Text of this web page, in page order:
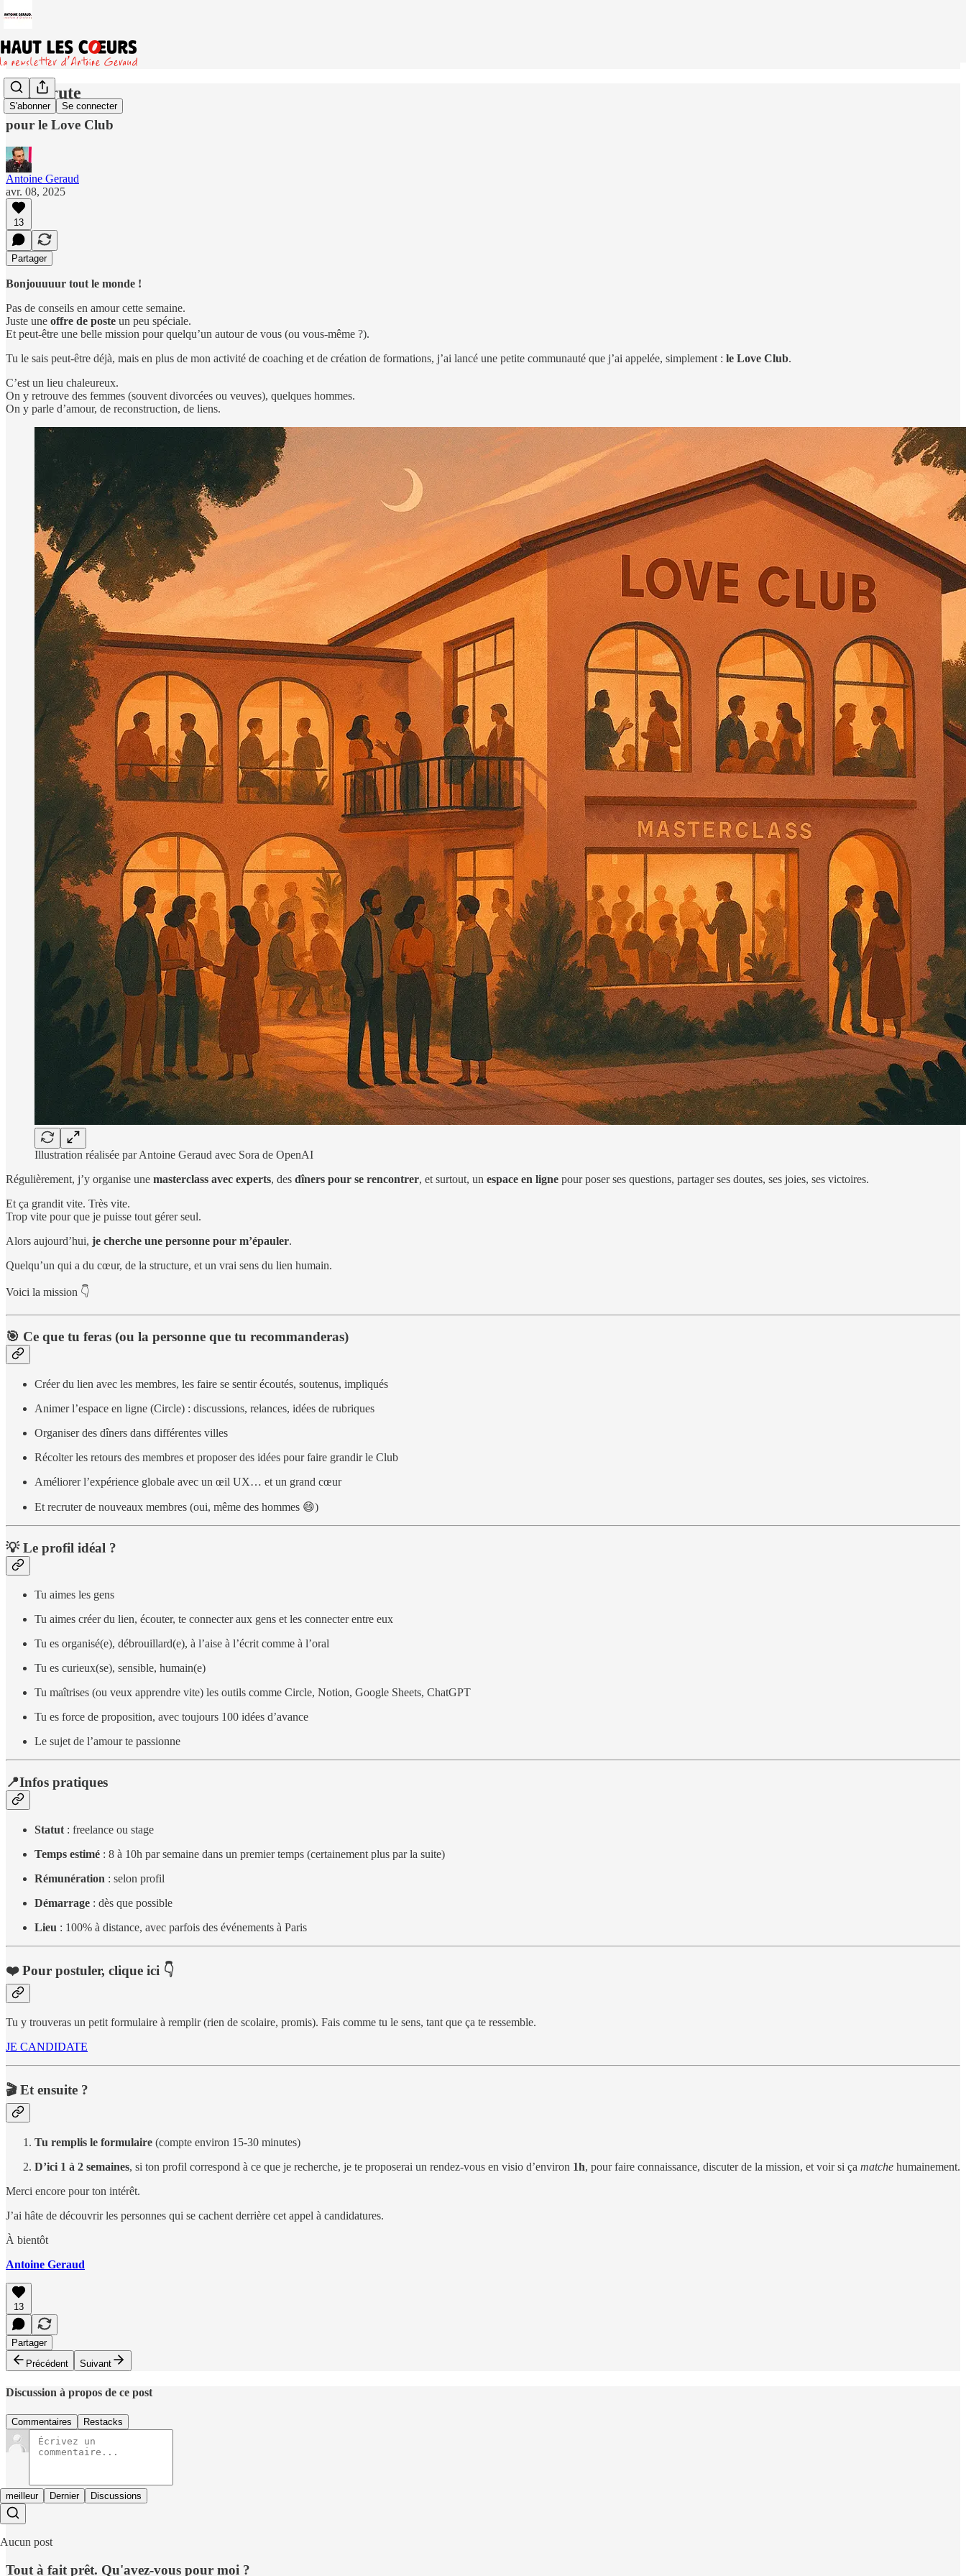
S'abonner Se connecter
Je recrute
pour le Love Club
Antoine Geraud
avr. 08, 2025
13
Partager
Bonjouuuur tout le monde !
Pas de conseils en amour cette semaine.
Juste une offre de poste un peu spéciale.
Et peut-être une belle mission pour quelqu’un autour de vous (ou vous-même ?).
Tu le sais peut-être déjà, mais en plus de mon activité de coaching et de création de formations, j’ai lancé une petite communauté que j’ai appelée, simplement : le Love Club.
C’est un lieu chaleureux.
On y retrouve des femmes (souvent divorcées ou veuves), quelques hommes.
On y parle d’amour, de reconstruction, de liens.
Illustration réalisée par Antoine Geraud avec Sora de OpenAI
Régulièrement, j’y organise une masterclass avec experts, des dîners pour se rencontrer, et surtout, un espace en ligne pour poser ses questions, partager ses doutes, ses joies, ses victoires.
Et ça grandit vite. Très vite.
Trop vite pour que je puisse tout gérer seul.
Alors aujourd’hui, je cherche une personne pour m’épauler.
Quelqu’un qui a du cœur, de la structure, et un vrai sens du lien humain.
Voici la mission 👇
🎯 Ce que tu feras (ou la personne que tu recommanderas)
Créer du lien avec les membres, les faire se sentir écoutés, soutenus, impliqués
Animer l’espace en ligne (Circle) : discussions, relances, idées de rubriques
Organiser des dîners dans différentes villes
Récolter les retours des membres et proposer des idées pour faire grandir le Club
Améliorer l’expérience globale avec un œil UX… et un grand cœur
Et recruter de nouveaux membres (oui, même des hommes 😄)
💡 Le profil idéal ?
Tu aimes les gens
Tu aimes créer du lien, écouter, te connecter aux gens et les connecter entre eux
Tu es organisé(e), débrouillard(e), à l’aise à l’écrit comme à l’oral
Tu es curieux(se), sensible, humain(e)
Tu maîtrises (ou veux apprendre vite) les outils comme Circle, Notion, Google Sheets, ChatGPT
Tu es force de proposition, avec toujours 100 idées d’avance
Le sujet de l’amour te passionne
📍Infos pratiques
Statut : freelance ou stage
Temps estimé : 8 à 10h par semaine dans un premier temps (certainement plus par la suite)
Rémunération : selon profil
Démarrage : dès que possible
Lieu : 100% à distance, avec parfois des événements à Paris
❤️ Pour postuler, clique ici 👇
Tu y trouveras un petit formulaire à remplir (rien de scolaire, promis). Fais comme tu le sens, tant que ça te ressemble.
JE CANDIDATE
🎬 Et ensuite ?
Tu remplis le formulaire (compte environ 15-30 minutes)
D’ici 1 à 2 semaines, si ton profil correspond à ce que je recherche, je te proposerai un rendez-vous en visio d’environ 1h, pour faire connaissance, discuter de la mission, et voir si ça matche humainement.
Merci encore pour ton intérêt.
J’ai hâte de découvrir les personnes qui se cachent derrière cet appel à candidatures.
À bientôt
Antoine Geraud
13
Partager
Précédent
Suivant
Discussion à propos de ce post
Commentaires Restacks
meilleur Dernier Discussions
Aucun post
Tout à fait prêt. Qu'avez-vous pour moi ?